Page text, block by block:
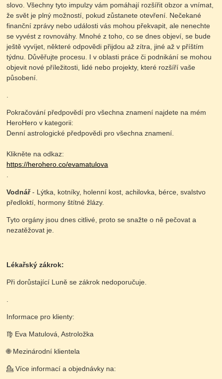
slovo. Všechny tyto impulzy vám pomáhají rozšířit obzor a vnímat,
že svět je plný možností, pokud zůstanete otevření. Nečekané
finanční zprávy nebo události vás mohou překvapit, ale nenechte
se vyvést z rovnováhy. Mnohé z toho, co se dnes objeví, se bude
ještě vyvíjet, některé odpovědi přijdou až zítra, jiné až v příštím
týdnu. Důvěřujte procesu. I v oblasti práce či podnikání se mohou
objevit nové příležitosti, lidé nebo projekty, které rozšíří vaše
působení.
.
Pokračování předpovědí pro všechna znamení najdete na mém
HeroHero v kategorii:
Denní astrologické předpovědi pro všechna znamení.
Klikněte na odkaz:
https://herohero.co/evamatulova
.
Vodnář- Lýtka, kotníky, holenní kost, achilovka, bérce, svalstvo
předloktí, hormony štítné žlázy.
Tyto orgány jsou dnes citlivé, proto se snažte o ně pečovat a
nezatěžovat je.
Lékařský zákrok:
Při dorůstající Luně se zákrok nedoporučuje.
.
Informace pro klienty:
♍️ Eva Matulová, Astroložka
🌐 Mezinárodní klientela
💁 Více informací a objednávky na: